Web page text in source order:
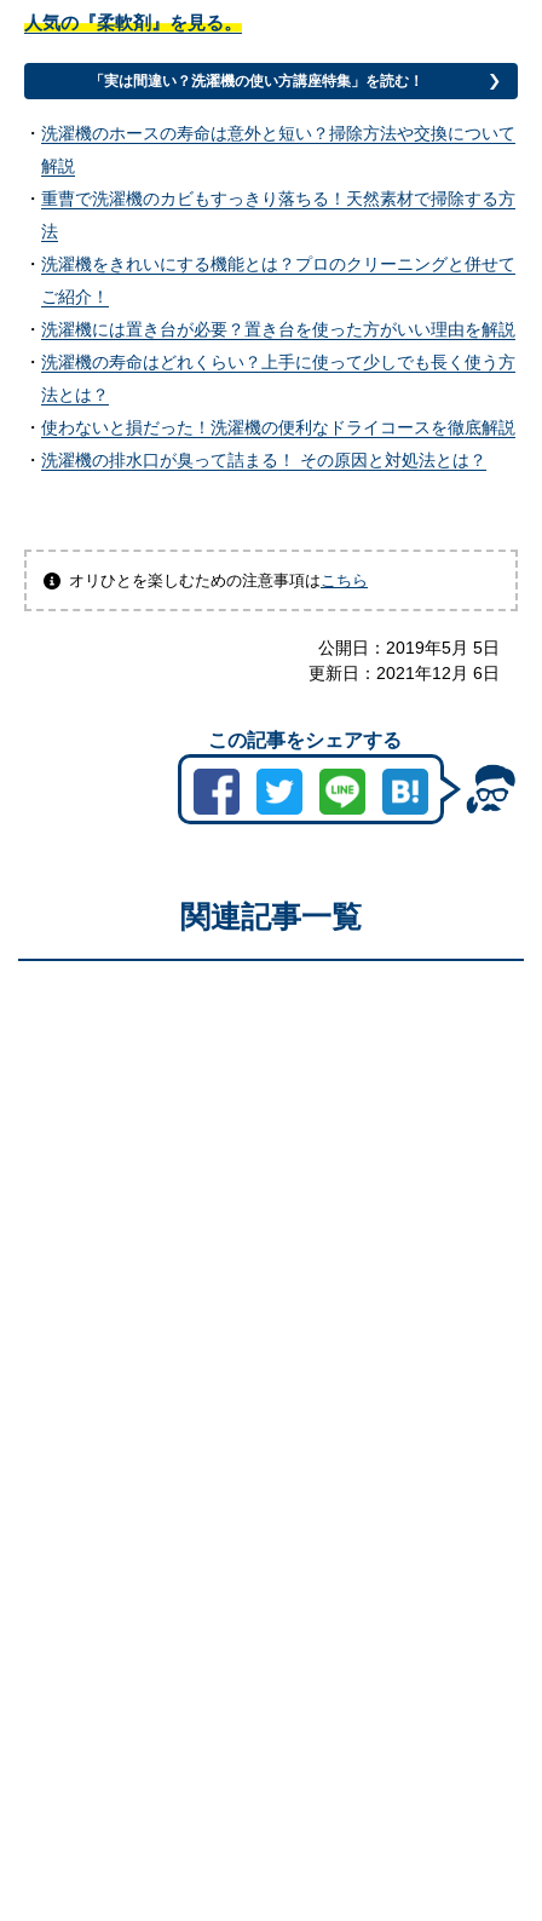
人気の『柔軟剤』を見る。
「実は間違い？洗濯機の使い方講座特集」を読む！
洗濯機のホースの寿命は意外と短い？掃除方法や交換について
解説
重曹で洗濯機のカビもすっきり落ちる！天然素材で掃除する方
法
洗濯機をきれいにする機能とは？プロのクリーニングと併せて
ご紹介！
洗濯機には置き台が必要？置き台を使った方がいい理由を解説
洗濯機の寿命はどれくらい？上手に使って少しでも長く使う方
法とは？
使わないと損だった！洗濯機の便利なドライコースを徹底解説
洗濯機の排水口が臭って詰まる！ その原因と対処法とは？
オリひとを楽しむための注意事項はこちら
公開日： 2019年5月 5日
更新日： 2021年12月 6日
この記事をシェアする
関連記事一覧